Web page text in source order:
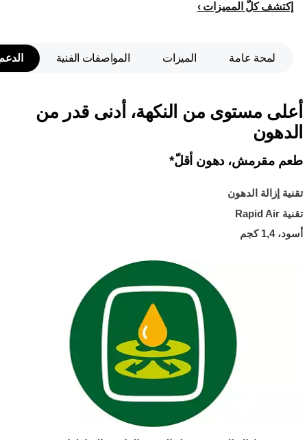
إكتشف كلّ المميزات
لمحة عامة الميزات المواصفات الفنية
أعلى مستوى من النكهة، أدنى قدر من
الدهون
طعم مقرمش، دهون أقلّ*
تقنية إزالة الدهون
تقنية Rapid Air
أسود، 1,4 كجم